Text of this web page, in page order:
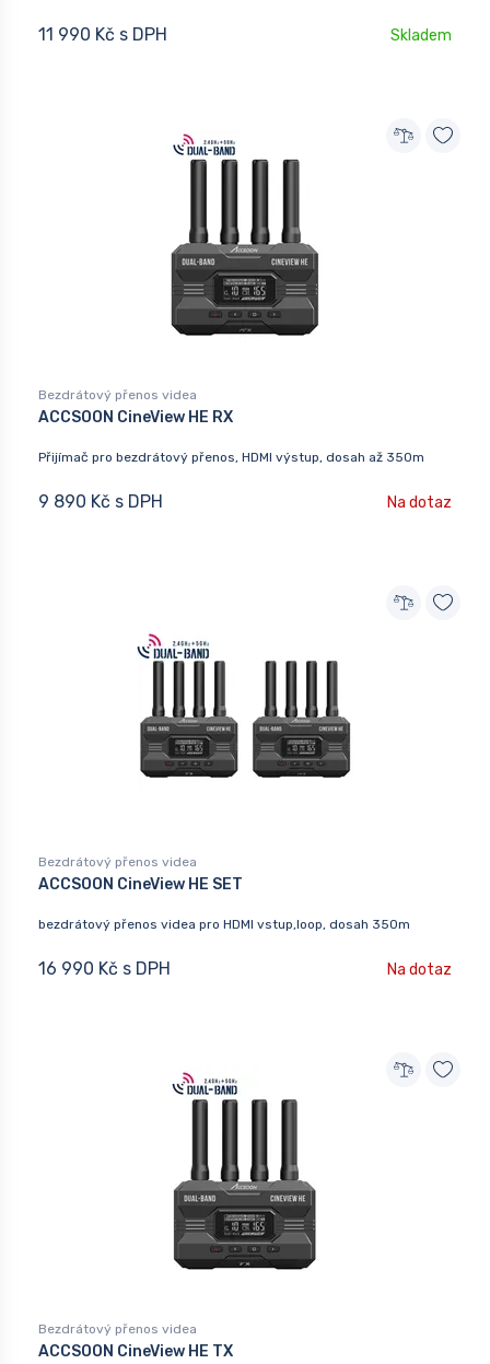
11 990 Kč s DPH Skladem
Bezdrátový přenos videa
ACCSOON CineView HE RX
Přijímač pro bezdrátový přenos, HDMI výstup, dosah až 350m
9 890 Kč s DPH Na dotaz
Bezdrátový přenos videa
ACCSOON CineView HE SET
bezdrátový přenos videa pro HDMI vstup,loop, dosah 350m
16 990 Kč s DPH Na dotaz
Bezdrátový přenos videa
ACCSOON CineView HE TX